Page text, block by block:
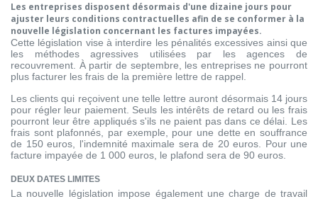
Les entreprises disposent désormais d'une dizaine jours pour
ajuster leurs conditions contractuelles afin de se conformer à la
nouvelle législation concernant les factures impayées.
Cette législation vise à interdire les pénalités excessives ainsi que
les méthodes agressives utilisées par les agences de
recouvrement. À partir de septembre, les entreprises ne pourront
plus facturer les frais de la première lettre de rappel.
Les clients qui reçoivent une telle lettre auront désormais 14 jours
pour régler leur paiement. Seuls les intérêts de retard ou les frais
pourront leur être appliqués s'ils ne paient pas dans ce délai. Les
frais sont plafonnés, par exemple, pour une dette en souffrance
de 150 euros, l'indemnité maximale sera de 20 euros. Pour une
facture impayée de 1 000 euros, le plafond sera de 90 euros.
DEUX DATES LIMITES
La nouvelle législation impose également une charge de travail